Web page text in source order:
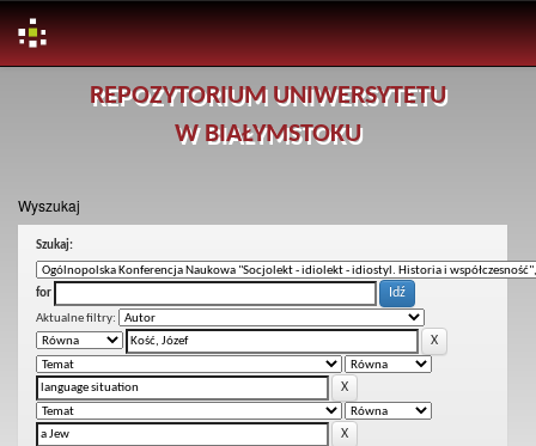
REPOZYTORIUM UNIWERSYTETU
W BIAŁYMSTOKU
Wyszukaj
Szukaj:
for
Aktualne filtry: